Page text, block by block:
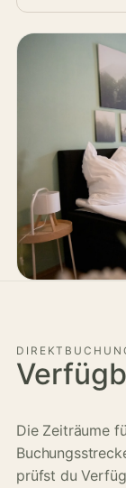
Die Zeiträume
prüfst du